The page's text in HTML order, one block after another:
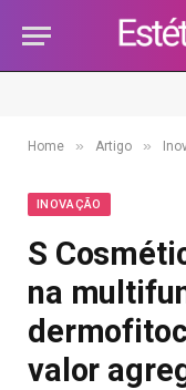
Home » Artigo »
INOVAÇÃO
S
na
valor